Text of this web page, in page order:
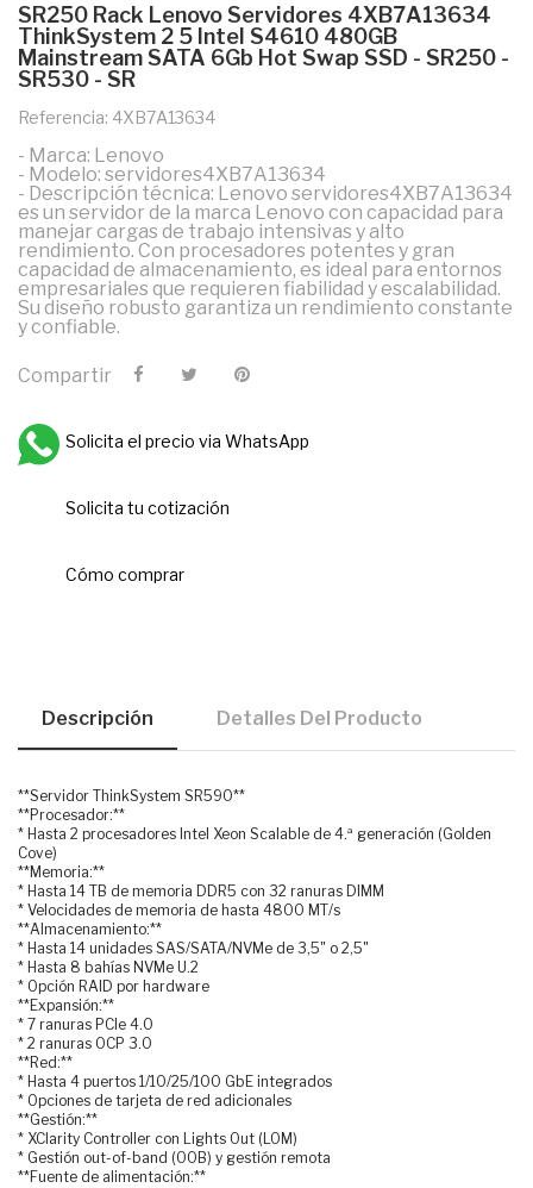
SR250 Rack Lenovo Servidores 4XB7A13634
ThinkSystem 2 5 Intel S4610 480GB
Mainstream SATA 6Gb Hot Swap SSD - SR250 -
SR530 - SR
Referencia: 4XB7A13634
- Marca: Lenovo
- Modelo: servidores4XB7A13634
- Descripción técnica: Lenovo servidores4XB7A13634
es un servidor de la marca Lenovo con capacidad para
manejar cargas de trabajo intensivas y alto
rendimiento. Con procesadores potentes y gran
capacidad de almacenamiento, es ideal para entornos
empresariales que requieren fiabilidad y escalabilidad.
Su diseño robusto garantiza un rendimiento constante
y confiable.
Compartir
Solicita el precio via WhatsApp
Solicita tu cotización
Cómo comprar
Descripción Detalles Del Producto
**Servidor ThinkSystem SR590**
**Procesador:**
* Hasta 2 procesadores Intel Xeon Scalable de 4.ª generación (Golden
Cove)
**Memoria:**
* Hasta 14 TB de memoria DDR5 con 32 ranuras DIMM
* Velocidades de memoria de hasta 4800 MT/s
**Almacenamiento:**
* Hasta 14 unidades SAS/SATA/NVMe de 3,5" o 2,5"
* Hasta 8 bahías NVMe U.2
* Opción RAID por hardware
**Expansión:**
* 7 ranuras PCIe 4.0
* 2 ranuras OCP 3.0
**Red:**
* Hasta 4 puertos 1/10/25/100 GbE integrados
* Opciones de tarjeta de red adicionales
**Gestión:**
* XClarity Controller con Lights Out (LOM)
* Gestión out-of-band (OOB) y gestión remota
**Fuente de alimentación:**